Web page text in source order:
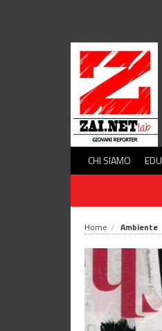
CHI SIAMO EDU
Home Ambiente